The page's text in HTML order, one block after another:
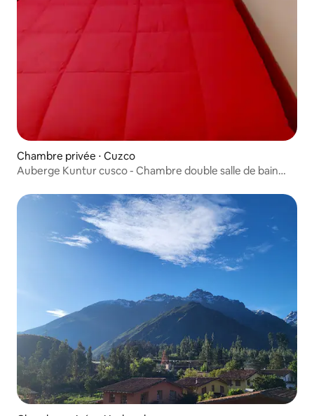
Chambre privée ⋅ Cuzco
Auberge Kuntur cusco - Chambre double salle de bain